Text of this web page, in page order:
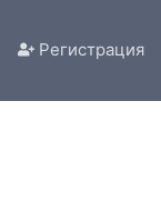
Регистрация